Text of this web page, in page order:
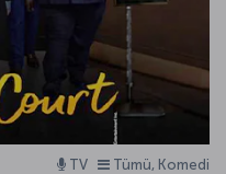
TV Tümü, Komedi